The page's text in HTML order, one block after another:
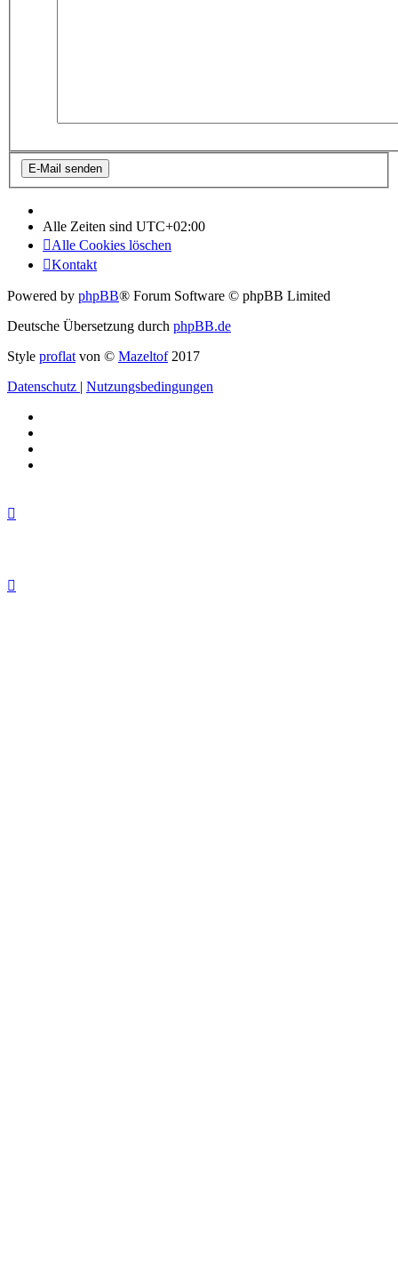
Alle Zeiten sind UTC+02:00
Alle Cookies löschen
Kontakt
Powered by phpBB® Forum Software © phpBB Limited
Deutsche Übersetzung durch phpBB.de
Style proflat von © Mazeltof2017
Datenschutz | Nutzungsbedingungen